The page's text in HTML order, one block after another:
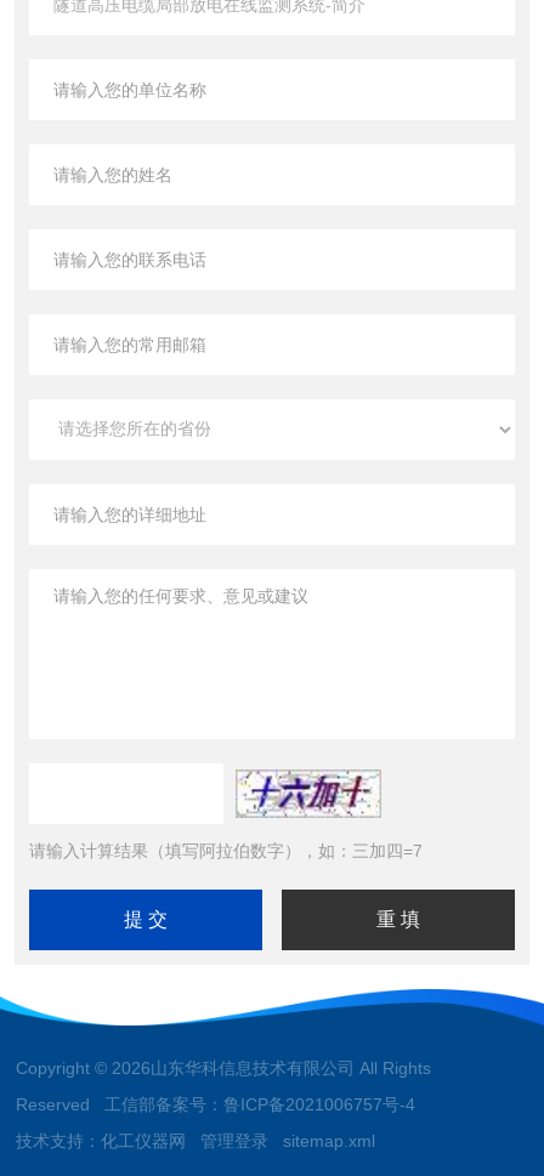
请输入计算结果（填写阿拉伯数字），如：三加四=7
Copyright © 2026山东华科信息技术有限公司 All Rights
Reserved 工信部备案号：鲁ICP备2021006757号-4
技术支持：化工仪器网 管理登录 sitemap.xml